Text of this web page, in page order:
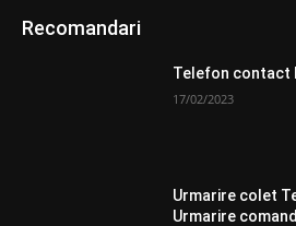
Recomandari
Telefon contact
17/02/2023
Urmarire colet
Urmarire